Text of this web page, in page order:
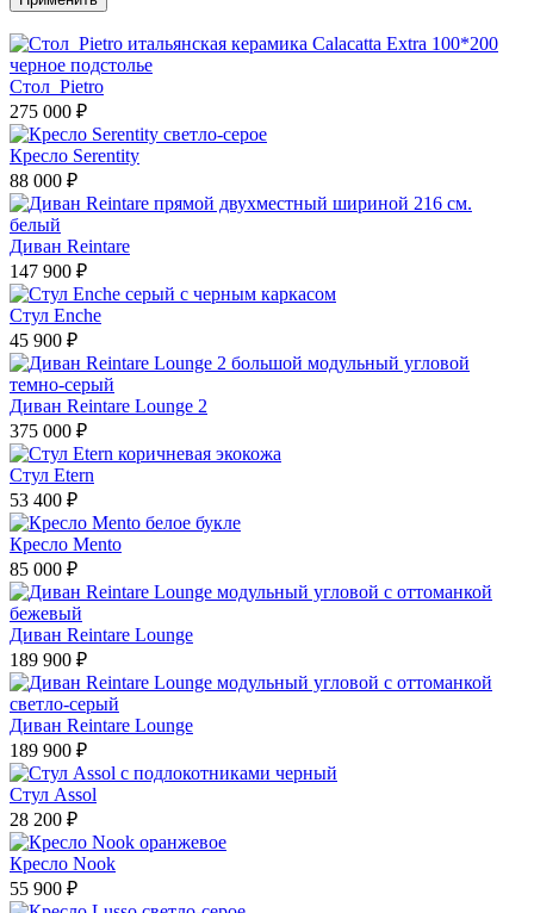
Стол Pietro
275 000 ₽
Кресло Serentity
88 000 ₽
Диван Reintare
147 900 ₽
Стул Enche
45 900 ₽
Диван Reintare Lounge 2
375 000 ₽
Стул Etern
53 400 ₽
Кресло Mento
85 000 ₽
Диван Reintare Lounge
189 900 ₽
Диван Reintare Lounge
189 900 ₽
Стул Assol
28 200 ₽
Кресло Nook
55 900 ₽